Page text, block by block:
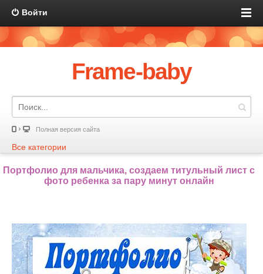
Войти
Frame-baby
Полная версия сайта
Все категории
Портфолио для мальчика, создаем титульный лист с
фото ребенка за пару минут онлайн